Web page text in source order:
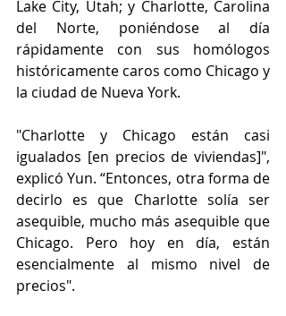
Lake City, Utah; y Charlotte, Carolina
del Norte, poniéndose al día
rápidamente con sus homólogos
históricamente caros como Chicago y
la ciudad de Nueva York.
"Charlotte y Chicago están casi
igualados [en precios de viviendas]",
explicó Yun. “Entonces, otra forma de
decirlo es que Charlotte solía ser
asequible, mucho más asequible que
Chicago. Pero hoy en día, están
esencialmente al mismo nivel de
precios".